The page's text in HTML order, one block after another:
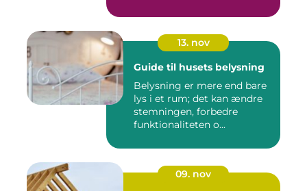
13. nov
Guide til husets belysning
Belysning er mere end bare
lys i et rum; det kan ændre
stemningen, forbedre
funktionaliteten o...
09. nov